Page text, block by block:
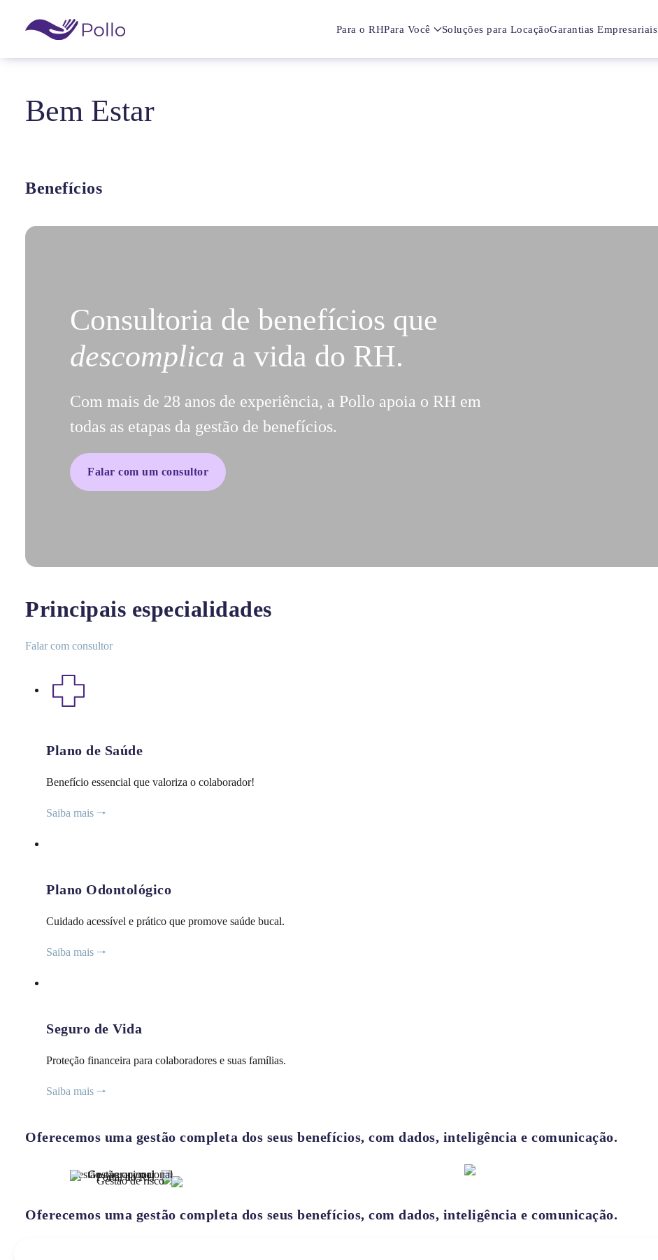
Skip to main content
Para o RHPara Você Soluções para LocaçãoGarantias Empresariais
Bem Estar
Benefícios
Consultoria de benefícios que
descomplica a vida do RH.
Com mais de 28 anos de experiência, a Pollo apoia o RH em
todas as etapas da gestão de benefícios.
Falar com um consultor
Principais especialidades
Falar com consultor
Plano de Saúde
Benefício essencial que valoriza o colaborador!
Saiba mais 🠒
Plano Odontológico
Cuidado acessível e prático que promove saúde bucal.
Saiba mais 🠒
Seguro de Vida
Proteção financeira para colaboradores e suas famílias.
Saiba mais 🠒
Oferecemos uma gestão completa dos seus benefícios, com dados, inteligência e comunicação.
Gestão operacional
Portal do RH
Gestão de risco
Gestão operacional
Oferecemos uma gestão completa dos seus benefícios, com dados, inteligência e comunicação.